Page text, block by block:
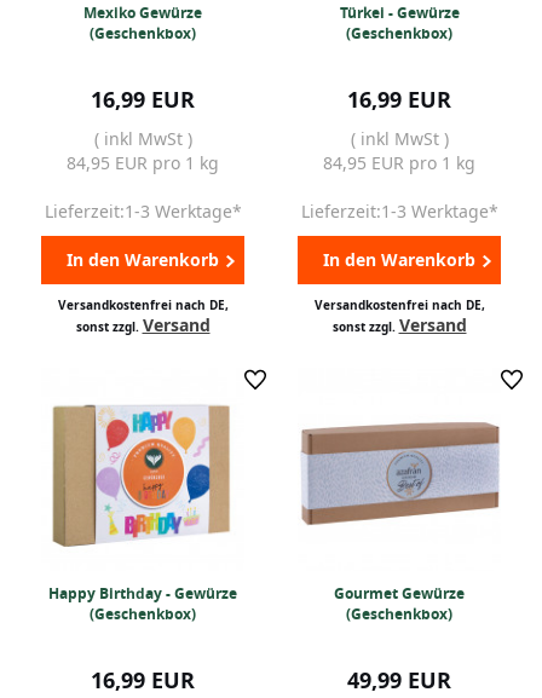
Mexiko Gewürze
(Geschenkbox)
16,99 EUR
( inkl MwSt )
84,95 EUR pro 1 kg
Lieferzeit:1-3 Werktage*
In den Warenkorb
Versandkostenfrei nach DE,
sonst zzgl. Versand
Türkei - Gewürze
(Geschenkbox)
16,99 EUR
( inkl MwSt )
84,95 EUR pro 1 kg
Lieferzeit:1-3 Werktage*
In den Warenkorb
Versandkostenfrei nach DE,
sonst zzgl. Versand
Happy Birthday - Gewürze
(Geschenkbox)
16,99 EUR
Gourmet Gewürze
(Geschenkbox)
49,99 EUR